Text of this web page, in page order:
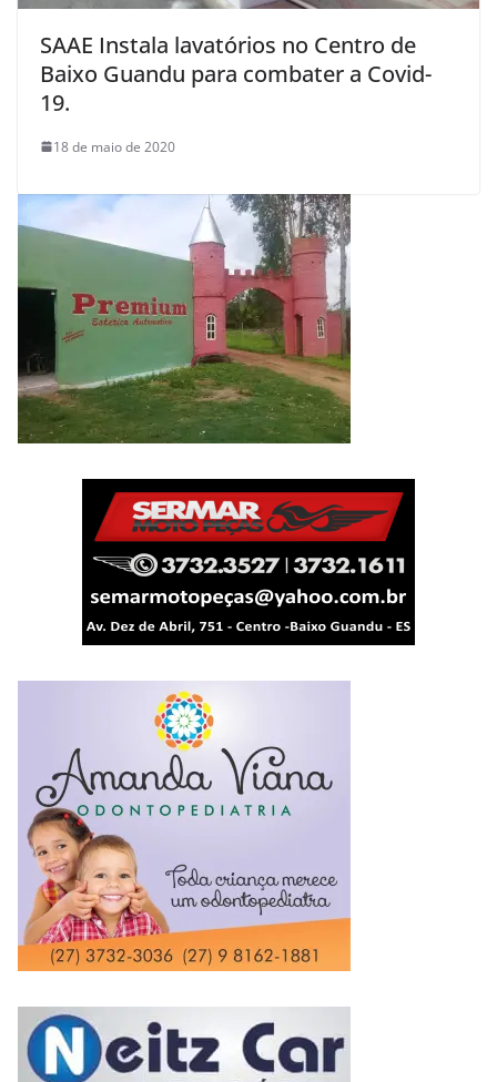
SAAE Instala lavatórios no Centro de
Baixo Guandu para combater a Covid-
19.
18 de maio de 2020